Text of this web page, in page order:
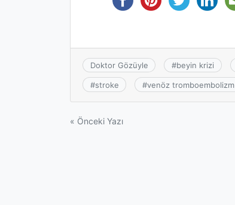
Doktor Gözüyle #beyin krizi
#stroke #venöz tromboembolizm
Yazı
« Önceki Yazı